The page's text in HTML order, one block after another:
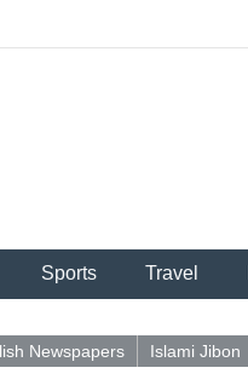
Sports Travel
Newspapers Islami Jibon